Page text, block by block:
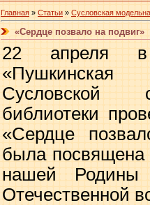
Главная » Статьи » Сусловская
«Сердце позвало на подвиг»
22 апреля в
«Пушкинская
Сусловской
библиотеки
«Сердце
была посвящена
нашей Родины
Отечественной